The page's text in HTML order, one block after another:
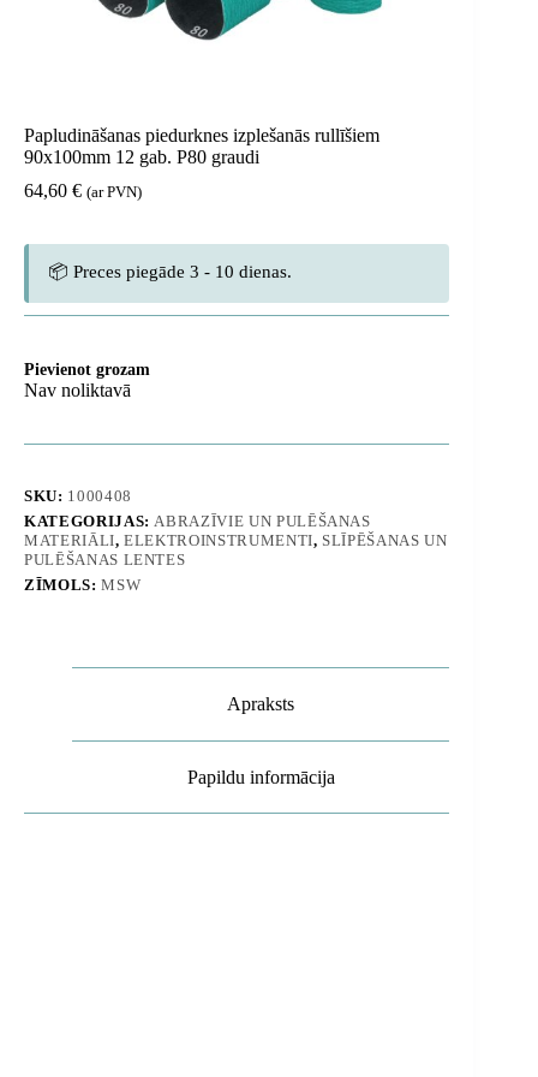
Papludināšanas piedurknes izplešanās rullīšiem
90x100mm 12 gab. P80 graudi
64,60 € (ar PVN)
📦 Preces piegāde 3 - 10 dienas.
Pievienot grozam
Nav noliktavā
SKU: 1000408
KATEGORIJAS:ABRAZĪVIE UN PULĒŠANAS
MATERIĀLI,ELEKTROINSTRUMENTI, SLĪPĒŠANAS UN
PULĒŠANAS LENTES
ZĪMOLS:MSW
Apraksts
Papildu informācija